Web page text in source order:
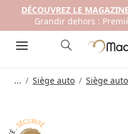
DÉCOUVREZ LE
Grandir dehors :
... Siège auto Siège